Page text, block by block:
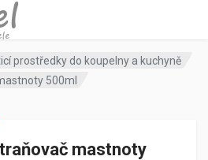
prostředky do koupelny a kuchyně
500ml
mastnoty